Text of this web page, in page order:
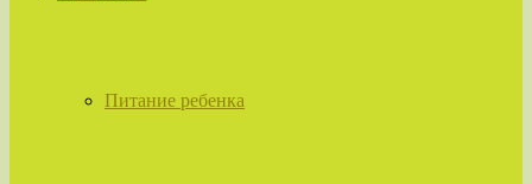
Питание ребенка